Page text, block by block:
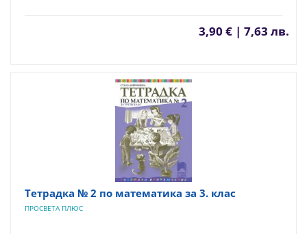
3,90 € | 7,63 лв.
Тетрадка № 2 по математика за 3. клас
ПРОСВЕТА ПЛЮС